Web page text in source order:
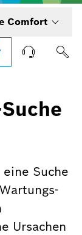
Comfort
Suche
Ursachen